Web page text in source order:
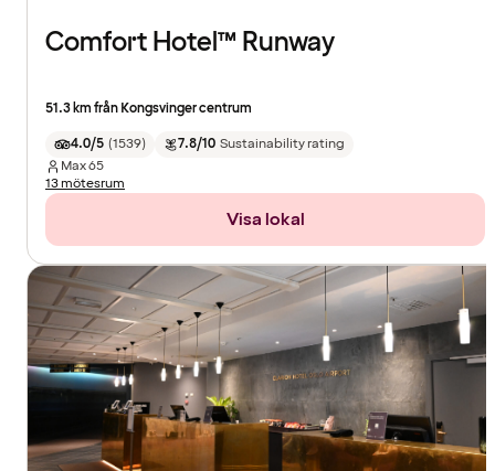
Comfort Hotel™ Runway
51.3 km från Kongsvinger centrum
4.0/5 (1539) 7.8/10 Sustainability rating
Max65
13 mötesrum
Visa lokal